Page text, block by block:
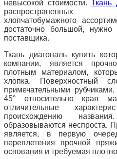
невысокой стоимости. Ткань
распространенных
хлопчатобумажного
достаточно большой, нужно
поставщика.
Ткань диагональ купить
компании, является
плотным материалом,
хлопка. Поверхностный
примечательными
45° относительно края
отличительные
происхождению
образовываются неспроста.
является, в первую
переплетения прочной
основания и требуемая